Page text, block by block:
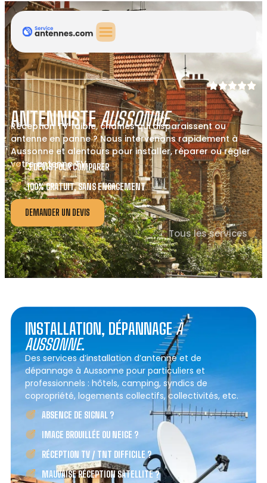
ANTENNISTEAUSSONNE
Réception TV faible, chaînes qui disparaissent ou
antenne en panne ? Nous intervenons rapidement à
Aussonne et alentours pour installer, réparer ou régler
votre antenne TV.
3 DEVIS POUR COMPARER
100% GRATUIT, SANS ENGAGEMENT
DEMANDER UN DEVIS
Tous les services
INSTALLATION, DÉPANNAGEÀ
AUSSONNE.
Des services d’installation d’antenne et de
dépannage à Aussonne pour particuliers et
professionnels : hôtels, camping, syndics de
copropriété, logements collectifs, collectivités, etc.
ABSENCE DE SIGNAL ?
IMAGE BROUILLÉE OU NEIGE ?
RÉCEPTION TV / TNT DIFFICILE ?
MAUVAISE RÉCEPTION SATELLITE ?